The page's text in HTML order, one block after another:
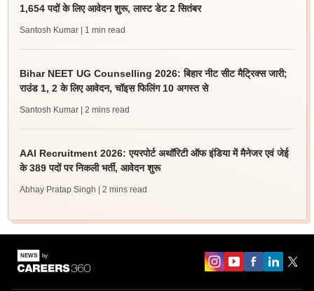
1,654 पदों के लिए आवेदन शुरू, लास्ट डेट 2 सितंबर
Santosh Kumar | 1 min read
Bihar NEET UG Counselling 2026: बिहार नीट सीट मैट्रिक्स जारी;
राउंड 1, 2 के लिए आवेदन, चॉइस फिलिंग 10 अगस्त से
Santosh Kumar | 2 mins read
AAI Recruitment 2026: एयरपोर्ट अथॉरिटी ऑफ इंडिया में मैनेजर एवं जेई
के 389 पदों पर निकली भर्ती, आवेदन शुरू
Abhay Pratap Singh | 2 mins read